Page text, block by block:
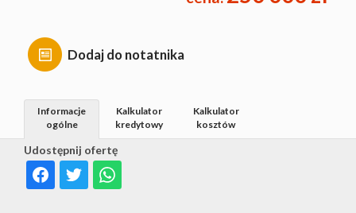
Dodaj do notatnika
Udostępnij ofertę
Informacje
ogólne
Kalkulator
kredytowy
Kalkulator
kosztów